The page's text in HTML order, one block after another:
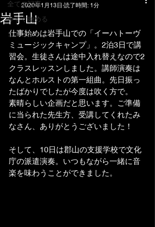
全ての記事
今すぐ始める
コミュニティ
岩手山
2020年1月13日 読了時間: 1分
仕事始めは岩手山での「イーハトーヴ
ミュージックキャンプ」。2泊3日で講
習会。生徒さんは途中入れ替えなので2
クラスレッスンしました。講師演奏は
なんとホルストの第一組曲。先日振っ
たばかりでしたが今度は吹く方で。
素晴らしい企画だと思います。ご準備
に当られた先生方、受講してくれたみ
なさん、ありがとうございました！
そして、10日は郡山の支援学校で文化
庁の派遣演奏。いつもながら一緒に音
楽を味わうことができました。